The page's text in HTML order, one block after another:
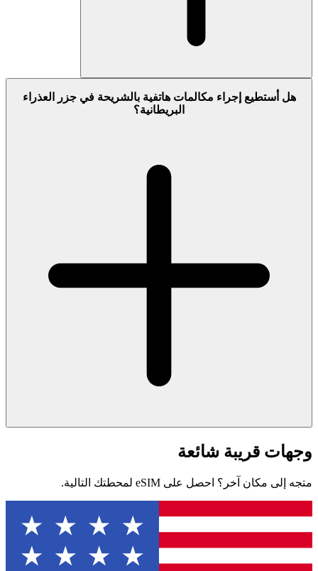
هل أستطيع إجراء مكالمات هاتفية بالشريحة في جزر العذراء
البريطانية؟
وجهات قريبة شائعة
متجه إلى مكان آخر؟ احصل على eSIM لمحطتك التالية.